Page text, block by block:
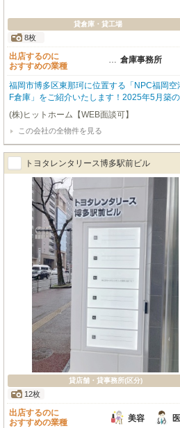
貸倉庫・貸工場
8枚
出店するのに
おすすめの業種
… 倉庫事務所
福岡市博多区東那珂に位置する「NPC福岡
F倉庫」をご紹介いたします！2025年5月築
をスタートできる築浅物件です。西鉄バス「
2分とアクセスしやすく、通勤や物流の拠点
した1455.51㎡の空間は、倉庫と事務所を兼
お応えできるでしょう。無料駐車場やエレ
り、大型車の進入も可能ですので、物流倉庫
待できます。幹線道路沿いの立地とI.C近くと
広げる大きな魅力です。業務スーパーが徒
出しにも困りません。ぜひ一度、この広さ
ス空間を現地でご体感ください。
(株)ヒットホーム【WEB面談可】
この会社の全物件を見る
トヨタレンタリース博多駅前ビル
貸店舗・貸事務所(区分)
12枚
出店するのに
おすすめの業種
美容